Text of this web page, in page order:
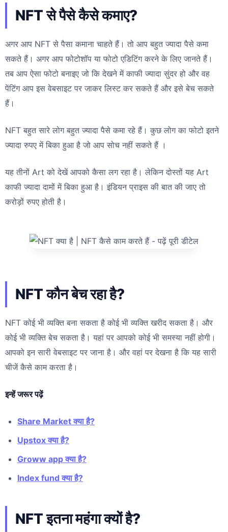
NFT से पैसे कैसे कमाए?
अगर आप NFT से पैसा कमाना चाहते हैं। तो आप बहुत ज्यादा पैसे कमा
सकते हैं। अगर आप फोटोशॉप या फोटो एडिटिंग करने के लिए जानते हैं।
तब आप ऐसा फोटो बनाइए जो कि देखने में काफी ज्यादा सुंदर हो और वह
पेंटिंग आप इस वेबसाइट पर जाकर लिस्ट कर सकते हैं और इसे बेच सकते
हैं।
NFT बहुत सारे लोग बहुत ज्यादा पैसे कमा रहे हैं। कुछ लोग का फोटो इतने
ज्यादा रुपए में बिका हुआ है जो आप सोच नहीं सकते हैं ।
यह तीनों Art को देखें आपको कैसा लग रहा है। लेकिन दोस्तों यह Art
काफी ज्यादा दामों में बिका हुआ है। इंडियन प्राइस की बात की जाए तो
करोड़ों रुपए होती है।
NFT कौन बेच रहा है?
NFT कोई भी व्यक्ति बना सकता है कोई भी व्यक्ति खरीद सकता है। और
कोई भी व्यक्ति बेच सकता है। यहां पर आपको कोई भी समस्या नहीं होगी।
आपको इन सारी वेबसाइट पर जाना है। और वहां पर देखना है कि यह सारी
चीजें कैसे काम करता है।
इन्हें जरूर पढ़ें
Share Market क्या है?
Upstox क्या है?
Groww app क्या है?
Index fund क्या है?
NFT इतना महंगा क्यों है?